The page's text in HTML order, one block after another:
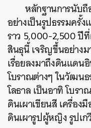
หลักฐานการนับ
อย่างเป็นรูปธรรมครั้
ราว 5,000-2,500 ปี
สินธุนี้ เจริญขึ้นอย่าง
เรื่อยลงมาถึงดินแดน
โบราณต่างๆ ในวัฒนธ
โลธาล เป็นอาทิ โบร
ดินเผาเขียนสี เครื่อง
ดินเผารูปผู้หญิง รูปเก